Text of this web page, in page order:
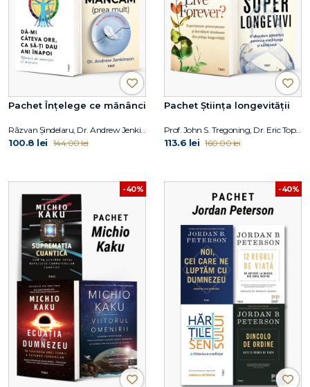
Pachet Înțelege ce mănânci
Răzvan Șindelaru, Dr. Andrew Jenkinson
100.8 lei 144.00 lei
Pachet Știința longevității
Prof. John S. Tregoning, Dr. Eric Topol
113.6 lei 160.00 lei
-40% -40%